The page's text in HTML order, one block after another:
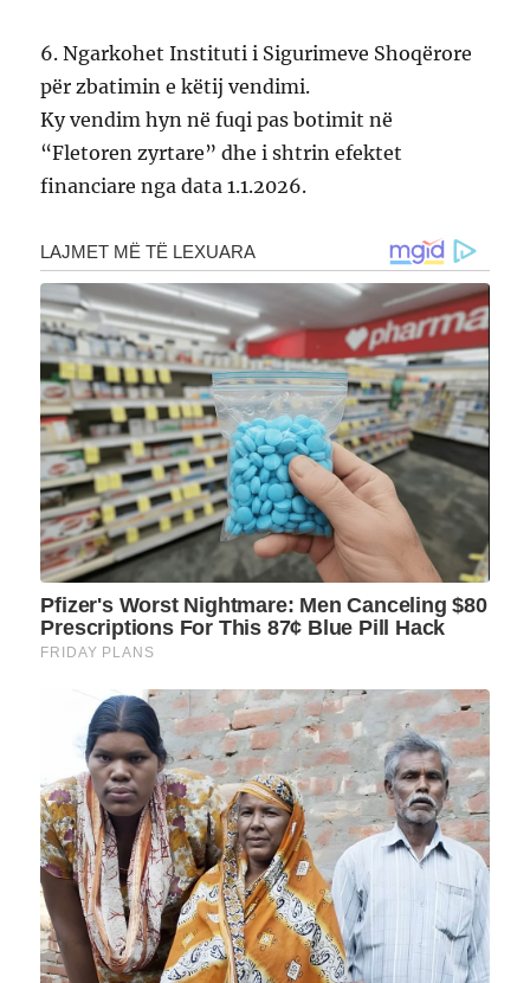
6. Ngarkohet Instituti i Sigurimeve Shoqërore
për zbatimin e këtij vendimi.
Ky vendim hyn në fuqi pas botimit në
“Fletoren zyrtare” dhe i shtrin efektet
financiare nga data 1.1.2026.